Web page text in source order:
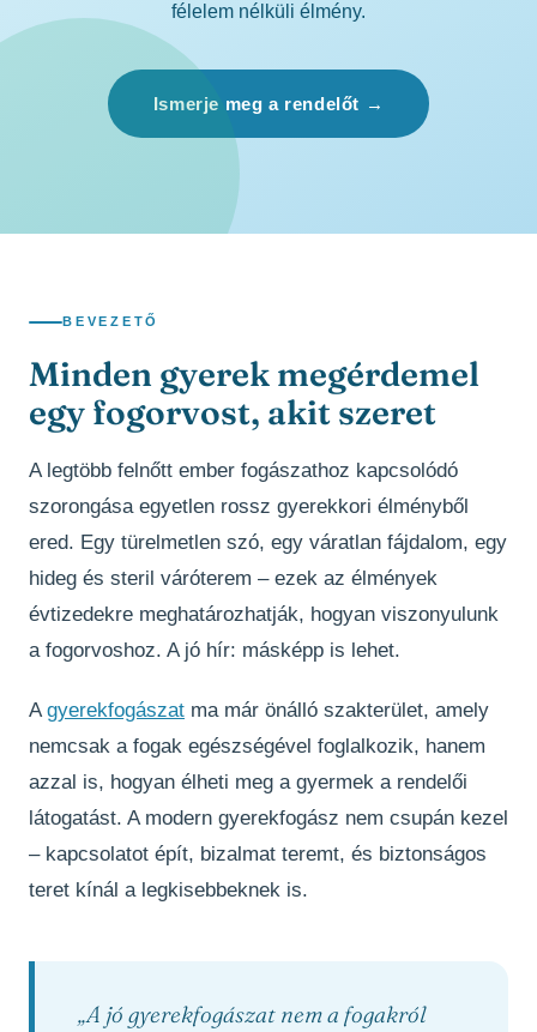
félelem nélküli élmény.
Ismerje meg a rendelőt →
BEVEZETŐ
Minden gyerek megérdemel
egy fogorvost, akit szeret
A legtöbb felnőtt ember fogászathoz kapcsolódó
szorongása egyetlen rossz gyerekkori élményből
ered. Egy türelmetlen szó, egy váratlan fájdalom, egy
hideg és steril váróterem – ezek az élmények
évtizedekre meghatározhatják, hogyan viszonyulunk
a fogorvoshoz. A jó hír: másképp is lehet.
Agyerekfogászat ma már önálló szakterület, amely
nemcsak a fogak egészségével foglalkozik, hanem
azzal is, hogyan élheti meg a gyermek a rendelői
látogatást. A modern gyerekfogász nem csupán kezel
– kapcsolatot épít, bizalmat teremt, és biztonságos
teret kínál a legkisebbeknek is.
„A jó gyerekfogászat nem a fogakról